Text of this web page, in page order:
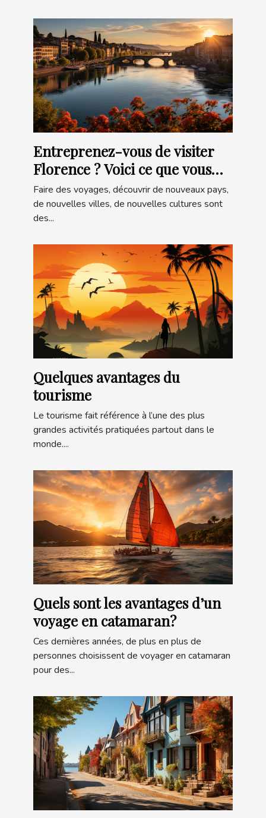
Entreprenez-vous de visiter
Florence ? Voici ce que vous
devez savoir pour préparer
votre voyage
Faire des voyages, découvrir de nouveaux pays,
de nouvelles villes, de nouvelles cultures sont
des...
Quelques avantages du
tourisme
Le tourisme fait référence à l’une des plus
grandes activités pratiquées partout dans le
monde....
Quels sont les avantages d’un
voyage en catamaran?
Ces dernières années, de plus en plus de
personnes choisissent de voyager en catamaran
pour des...